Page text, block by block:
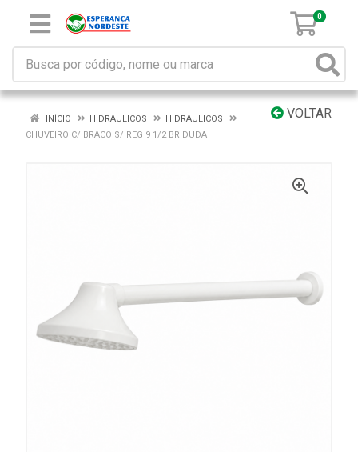
0
VOLTAR
INÍCIO HIDRAULICOS
HIDRAULICOS
CHUVEIRO C/ BRACO S/ REG 9 1/2 BR DUDA